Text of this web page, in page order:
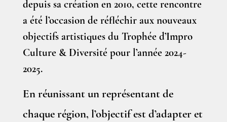
depuis sa création en 2010, cette rencontre
a été l’occasion de réfléchir aux nouveaux
objectifs artistiques du Trophée d’Impro
Culture & Diversité pour l’année 2024-
2025.
En réunissant un représentant de
chaque région, l’objectif est d’adapter et